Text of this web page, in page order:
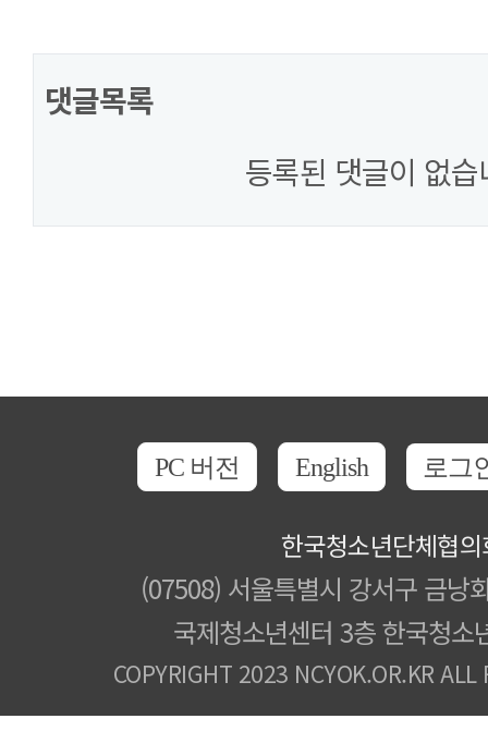
댓글목록
등록된 댓글이 없습
PC 버전 English 로그
한국청소년단체협
(07508) 서울특별시 강서구 금낭
국제청소년센터 3층 한국청소
COPYRIGHT 2023 NCYOK.OR.KR ALL